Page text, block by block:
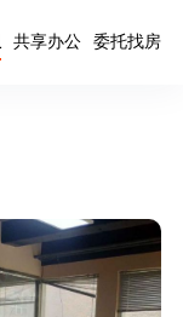
共享办公 委托找房